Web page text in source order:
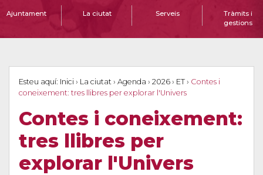
Ajuntament La ciutat Serveis
Tràmits i
gestions
Esteu aquí: Inici › La ciutat › Agenda › 2026 › ET › Contes i
coneixement: tres llibres per explorar l'Univers
Contes i coneixement:
tres llibres per
explorar l'Univers